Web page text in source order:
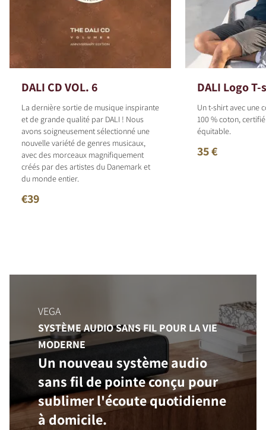
DALI CD VOL. 6
La dernière sortie de musique inspirante
et de grande qualité par DALI ! Nous
avons soigneusement sélectionné une
nouvelle variété de genres musicaux,
avec des morceaux magnifiquement
créés par des artistes du Danemark et
du monde entier.
€39
DALI Logo
Un t-shirt avec une
100 % coton,
équitable.
35 €
VEGA
SYSTÈME AUDIO SANS FIL POUR LA VIE
MODERNE
Un nouveau système audio
sans fil de pointe conçu pour
sublimer l'écoute quotidienne
à domicile.